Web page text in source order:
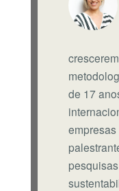
de 17